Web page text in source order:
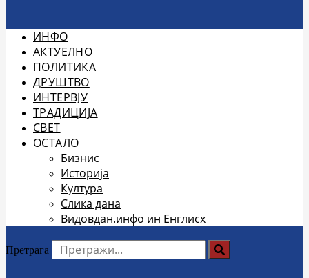
ИНФО
АКТУЕЛНО
ПОЛИТИКА
ДРУШТВО
ИНТЕРВЈУ
ТРАДИЦИЈА
СВЕТ
ОСТАЛО
Бизнис
Историја
Култура
Слика дана
Видовдан.инфо ин Енглисх
Претрага